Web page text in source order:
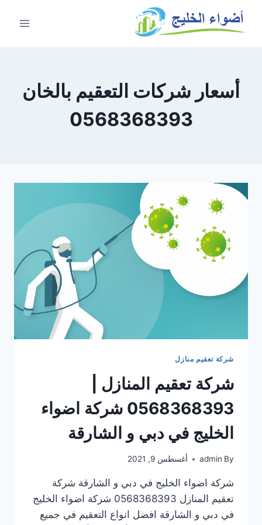
أسعار شركات التعقيم بالخان
0568368393
شركة تعقيم منازل
شركة تعقيم المنازل |
0568368393 شركة اضواء
الخليج في دبي و الشارقة
By
admin أغسطس 9, 2021
شركة اضواء الخليج في دبي و الشارقة شركة
تعقيم المنازل 0568368393 شركة اضواء الخليج
في دبي و الشارقة افضل انواع التعقيم في جميع